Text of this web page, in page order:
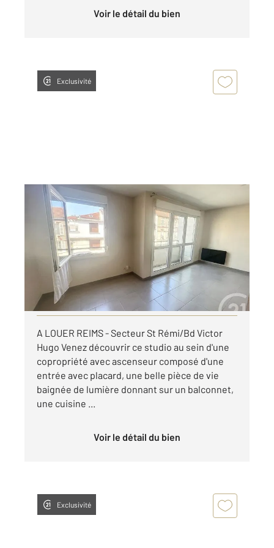
Voir le détail du bien
Exclusivité
REIMS 51
27,49 m , 1 pièce
Ref : 17375
Appartement F1 à louer
570 €
par mois charges comprises
Visiter le site dédié
A LOUER REIMS - Secteur St Rémi/Bd Victor
Hugo Venez découvrir ce studio au sein d'une
copropriété avec ascenseur composé d'une
entrée avec placard, une belle pièce de vie
baignée de lumière donnant sur un balconnet,
une cuisine ...
Voir le détail du bien
Exclusivité